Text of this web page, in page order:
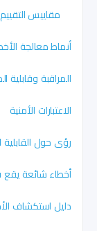
مقاييس التقييم
أنماط معالجة
المراقبة وقابلية
الاعتبارات الأمنية
رؤى حول القابلية
أخطاء شائعة يقع
دليل استكشاف